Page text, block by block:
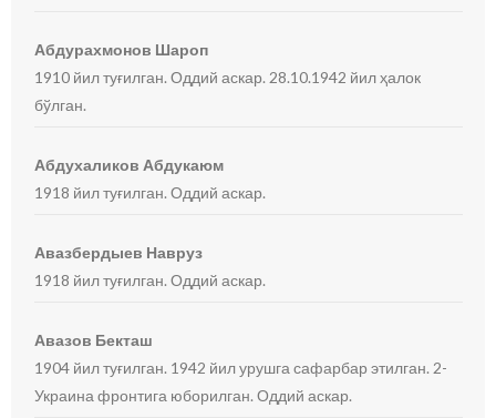
Абдурахмонов Шароп
1910 йил туғилган. Оддий аскар. 28.10.1942 йил ҳалок
бўлган.
Абдухаликов Абдукаюм
1918 йил туғилган. Оддий аскар.
Авазбердыев Навруз
1918 йил туғилган. Оддий аскар.
Авазов Бекташ
1904 йил туғилган. 1942 йил урушга сафарбар этилган. 2-
Украина фронтига юборилган. Оддий аскар.